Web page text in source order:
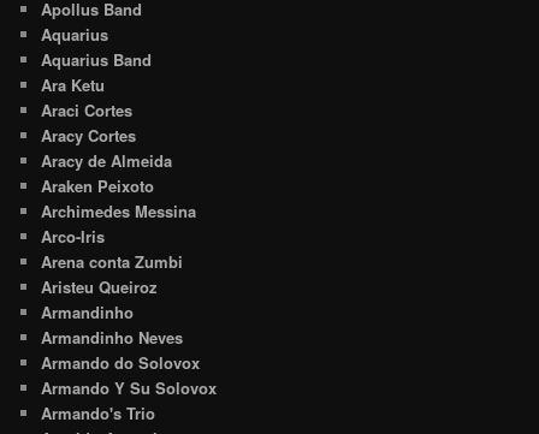
Apollus Band
Aquarius
Aquarius Band
Ara Ketu
Araci Cortes
Aracy Cortes
Aracy de Almeida
Araken Peixoto
Archimedes Messina
Arco-Iris
Arena conta Zumbi
Aristeu Queiroz
Armandinho
Armandinho Neves
Armando do Solovox
Armando Y Su Solovox
Armando's Trio